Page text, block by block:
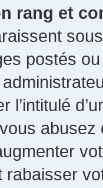
rang et
postés
l’intitulé
rabaisser